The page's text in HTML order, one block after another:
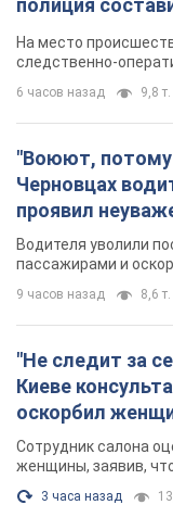
военным и
Видео
пассажирами и
"Не следит за
Киеве
оскорбил
химиотерапии,
Фото
женщины, заявив,